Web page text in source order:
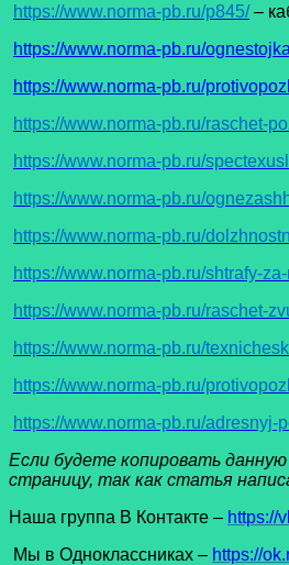
https://www.norma-pb.ru/p845/–
https://www.norma-pb.ru/
https://www.norma-pb.ru/
https://www.norma-pb.ru/raschet-
https://www.norma-pb.ru/
https://www.norma-pb.ru/
https://www.norma-pb.ru/
https://www.norma-pb.ru/shtrafy-
https://www.norma-pb.ru/raschet-
https://www.norma-pb.ru/
https://www.norma-pb.ru/
https://www.norma-pb.ru/
Если будете копировать
страницу, так как статья
Наша группа В Контакте – https://
Мы в Одноклассниках – https://